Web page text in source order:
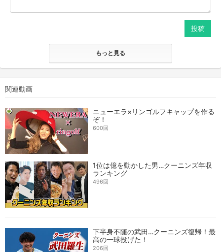
投稿
もっと見る
関連動画
ニューエラ×リンゴルフキャップを作る
ぞ！
600回
1位は億を動かした男…クーニンズ年収
ランキング
496回
下半身不随の武田…クーニンズ復帰！最
高の一球投げた！
206回